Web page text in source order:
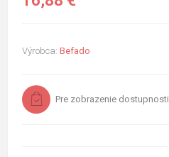
Výrobca: Befado
Pre zobrazenie